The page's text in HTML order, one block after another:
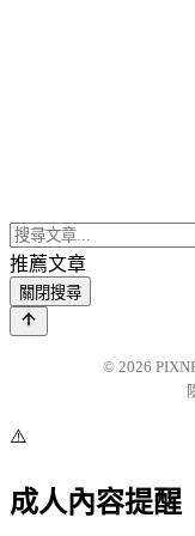
推薦文章
關閉搜尋
© 2026
⚠️
成人內容提醒